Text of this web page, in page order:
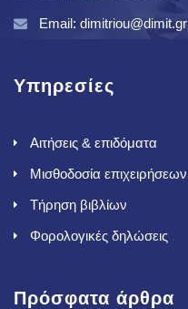
Email: dimitriou@dimit.gr
Υπηρεσίες
Αιτήσεις & επιδόματα
Μισθοδοσία επιχειρήσεων
Τήρηση βιβλίων
Φορολογικές δηλώσεις
Πρόσφατα άρθρα